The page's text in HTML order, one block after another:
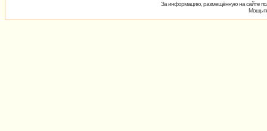
За информацию, размещённую на сайте
Мощь